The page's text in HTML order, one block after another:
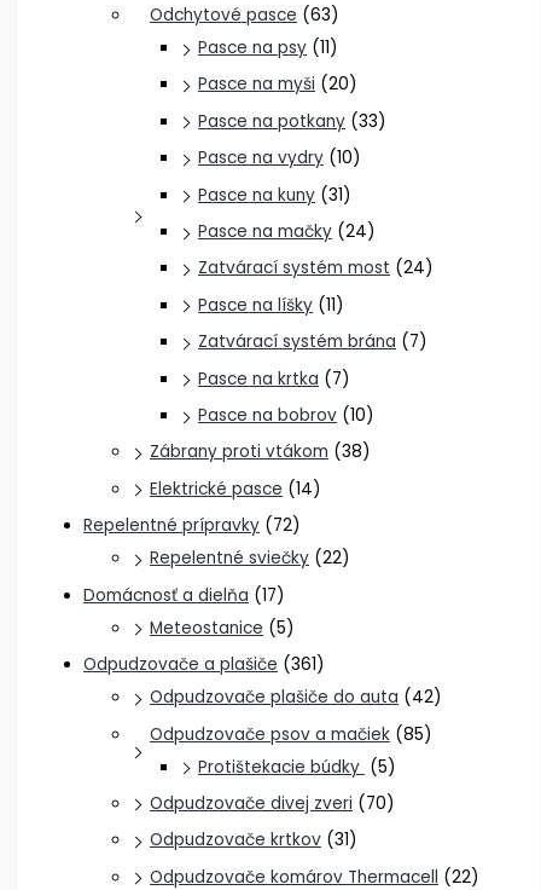
Odchytové pasce (63)
Pasce na psy (11)
Pasce na myši (20)
Pasce na potkany (33)
Pasce na vydry (10)
Pasce na kuny (31)
Pasce na mačky (24)
Zatvárací systém most (24)
Pasce na líšky (11)
Zatvárací systém brána (7)
Pasce na krtka (7)
Pasce na bobrov (10)
Zábrany proti vtákom (38)
Elektrické pasce (14)
Repelentné prípravky (72)
Repelentné sviečky (22)
Domácnosť a dielňa (17)
Meteostanice (5)
Odpudzovače a plašiče (361)
Odpudzovače plašiče do auta (42)
Odpudzovače psov a mačiek (85)
Protištekacie búdky (5)
Odpudzovače divej zveri (70)
Odpudzovače krtkov (31)
Odpudzovače komárov Thermacell (22)